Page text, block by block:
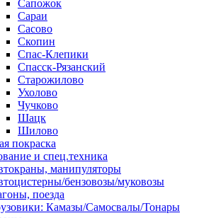
Сапожок
Сараи
Сасово
Скопин
Спас-Клепики
Спасск-Рязанский
Старожилово
Ухолово
Чучково
Шацк
Шилово
покраска
и спец.техника
манипуляторы
бензовозы/муковозы
поезда
Камазы/Самосвалы/Тонары